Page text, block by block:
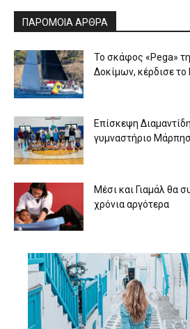
ΠΑΡΟΜΟΙΑ ΑΡΘΡΑ
To σκάφος «Pega»
Δοκίμων, κέρδισε το
Επίσκεψη
γυμναστήριο
Μέσι και Γιαμάλ θα
χρόνια αργότερα